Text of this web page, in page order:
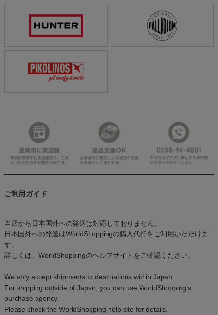
ご利用ガイド
当店から日本国外への発送は対応しておりません。
日本国外への発送はWorldShoppingの購入代行をご利用いただけま
す。
詳しくは、WorldShoppingのヘルプサイトをご確認ください。
We only accept shipments to destinations within Japan.
For shipping outside of Japan, you can use WorldShopping's
purchase agency.
Please check the WorldShopping help site for details.